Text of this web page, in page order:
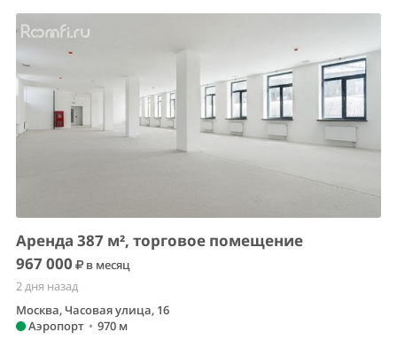
Аренда 387 м², торговое помещение
967 000
в месяц
2 дня назад
Москва, Часовая улица, 16
Аэропорт • 970 м